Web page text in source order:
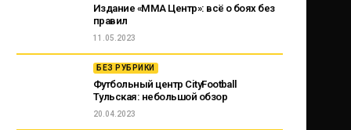
Издание «ММА Центр»: всё о боях без
правил
11.05.2023
БЕЗ РУБРИКИ
Футбольный центр CityFootball
Тульская: небольшой обзор
20.04.2023